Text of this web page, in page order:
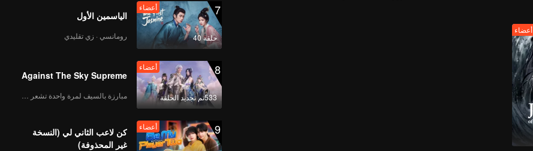
أعضاء
7
حلقة 40
أعضاء
الياسمين الأول
رومانسي · زي تقليدي
8
533تم تجديد الحلقة
أعضاء
Against The Sky Supreme
9 أعضاء
كن لاعب الثاني لي (النسخة
غير المحذوفة)